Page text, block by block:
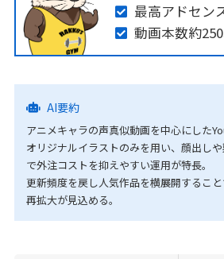
最高アドセン
動画本数約
AI要約
アニメキャラの声真似動画を中心にした
オリジナルイラストのみを用い、顔出し
で外注コストを抑えやすい運用が特長。
更新頻度を戻し人気作品を横展開するこ
再拡大が見込める。